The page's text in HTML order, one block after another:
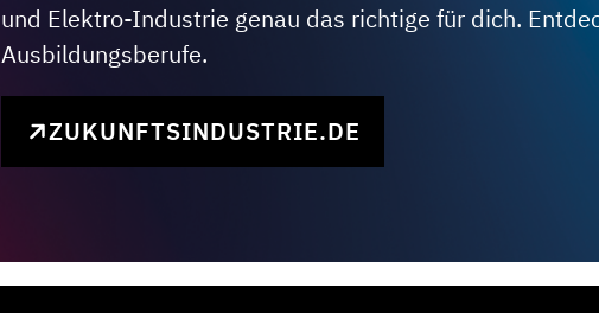
und Elektro-Industrie genau das richtige für dich.
Ausbildungsberufe.
ZUKUNFTSINDUSTRIE.DE